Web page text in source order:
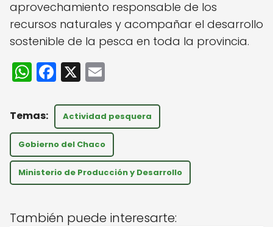
aprovechamiento responsable de los
recursos naturales y acompañar el desarrollo
sostenible de la pesca en toda la provincia.
W
h
a
ts
A
p
p
F
a
c
e
b
o
o
k
X
ai
l
Actividad pesquera
Gobierno del Chaco
Ministerio de Producción y Desarrollo
También puede interesarte: